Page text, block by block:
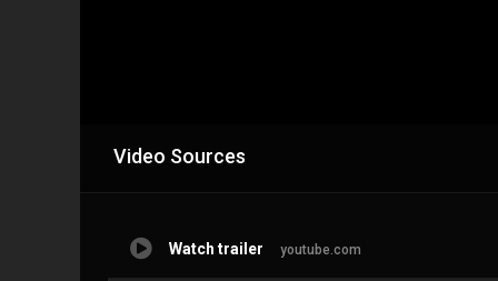
Video Sources
Watch trailer youtube.com